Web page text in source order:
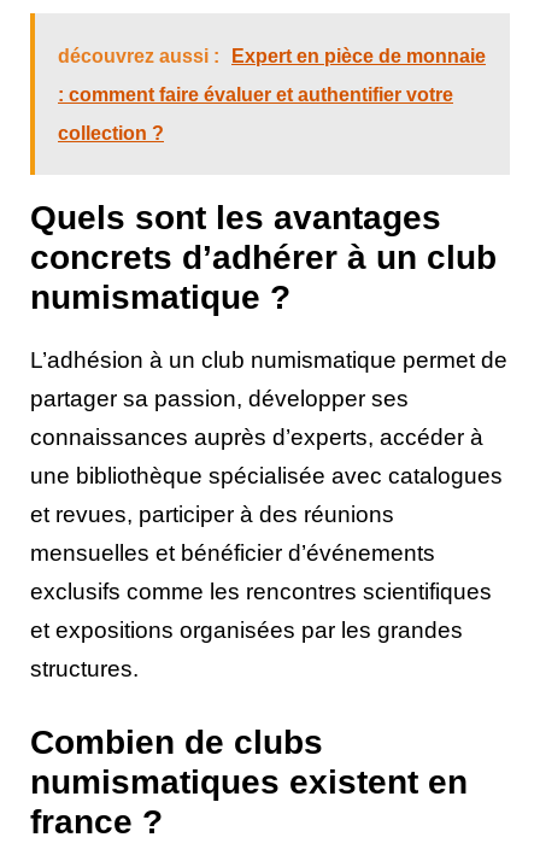
découvrez aussi :
Expert en pièce de monnaie
: comment faire évaluer et authentifier votre
collection ?
Quels sont les avantages
concrets d’adhérer à un club
numismatique ?
L’adhésion à un club numismatique permet de
partager sa passion, développer ses
connaissances auprès d’experts, accéder à
une bibliothèque spécialisée avec catalogues
et revues, participer à des réunions
mensuelles et bénéficier d’événements
exclusifs comme les rencontres scientifiques
et expositions organisées par les grandes
structures.
Combien de clubs
numismatiques existent en
france ?